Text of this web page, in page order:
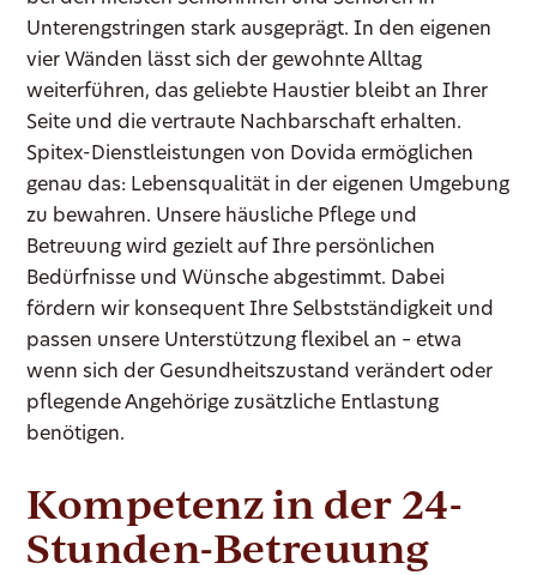
Unterengstringen stark ausgeprägt. In den eigenen
vier Wänden lässt sich der gewohnte Alltag
weiterführen, das geliebte Haustier bleibt an Ihrer
Seite und die vertraute Nachbarschaft erhalten.
Spitex-Dienstleistungen von Dovida ermöglichen
genau das: Lebensqualität in der eigenen Umgebung
zu bewahren. Unsere häusliche Pflege und
Betreuung wird gezielt auf Ihre persönlichen
Bedürfnisse und Wünsche abgestimmt. Dabei
fördern wir konsequent Ihre Selbstständigkeit und
passen unsere Unterstützung flexibel an – etwa
wenn sich der Gesundheitszustand verändert oder
pflegende Angehörige zusätzliche Entlastung
benötigen.
Kompetenz in der 24-
Stunden-Betreuung